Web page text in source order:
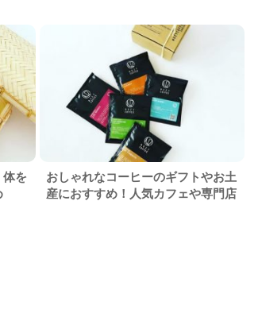
体を
おしゃれなコーヒーのギフトやお土
産におすすめ！人気カフェや専門店